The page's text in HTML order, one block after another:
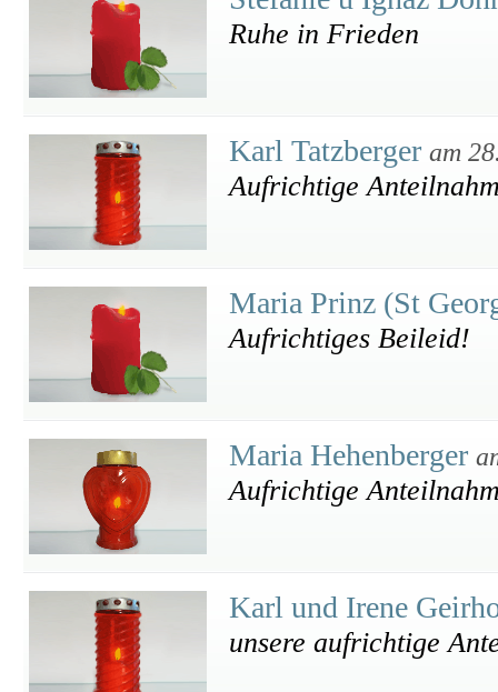
Ruhe in Frieden
Karl Tatzberger am
Aufrichtige
Maria Prinz (St
Aufrichtiges Beileid!
Maria Hehenberger
Aufrichtige
Karl und Irene
unsere aufrichtige